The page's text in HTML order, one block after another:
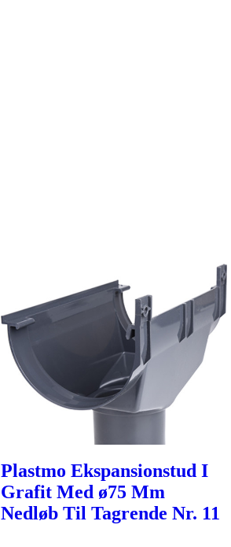
Plastmo Ekspansionstud I
Grafit Med ø75 Mm
Nedløb Til Tagrende Nr. 11